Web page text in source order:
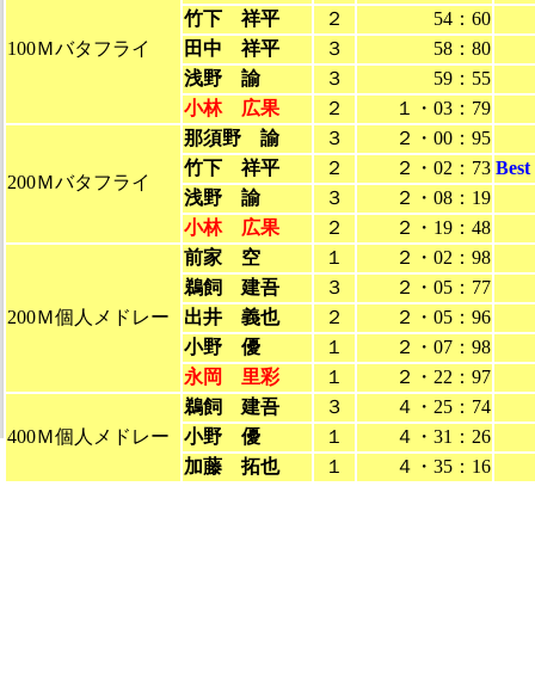
100Ｍバタフライ
竹下 祥平
２
54：60
田中 祥平
３
58：80
浅野 諭
３
59：55
小林 広果
２ １・03：79
200Ｍバタフライ
那須野 諭 ３
２・00：95
竹下 祥平
２ ２・02：73 Best
浅野 諭
３
２・08：19
小林 広果
２ ２・19：48
200Ｍ個人メドレー
前家 空 １
２・02：98
鵜飼 建吾
３
２・05：77
出井 義也
２
２・05：96
小野 優
１
２・07：98
永岡 里彩
１ ２・22：97
400Ｍ個人メドレー
鵜飼 建吾 ３
４・25：74
小野 優
１
４・31：26
加藤 拓也
１ ４・35：16